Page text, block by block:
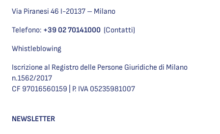
Via Piranesi 46 I-20137 – Milano
Telefono: +39 02 70141000 (Contatti)
Whistleblowing
Iscrizione al Registro delle Persone Giuridiche di Milano
n.1562/2017
CF 97016560159 | P. IVA 05235981007
NEWSLETTER